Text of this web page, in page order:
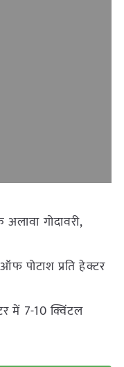
गोदावरी,
पोटाश प्रति हेक्टर
में 7-10 क्विंटल